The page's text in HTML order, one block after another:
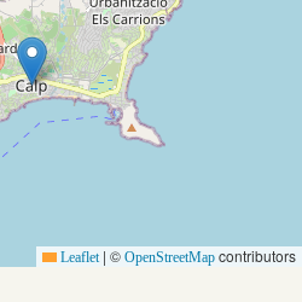
Leaflet | © OpenStreetMap contributors